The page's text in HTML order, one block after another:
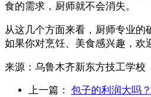
食的需求，厨师就不会消失。
从这几个方面来看，厨师专业的
如果你对烹饪、美食感兴趣，欢
来源： 乌鲁木齐新东方技工学校
上一篇： 包子的利润大吗